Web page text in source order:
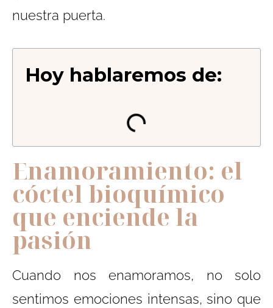
nuestra puerta.
Hoy hablaremos de:
Enamoramiento: el
cóctel bioquímico
que enciende la
pasión
Cuando nos enamoramos, no solo
sentimos emociones intensas, sino que